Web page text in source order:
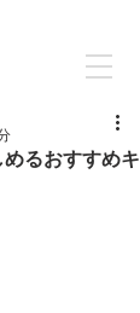
めるおすすめキ